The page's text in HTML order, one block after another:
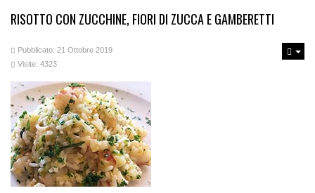
RISOTTO CON ZUCCHINE, FIORI DI ZUCCA E GAMBERETTI
Pubblicato: 21 Ottobre 2019
Visite: 4323